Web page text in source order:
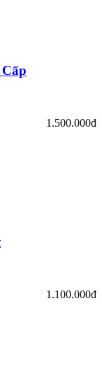
1.500.000đ
1.100.000đ